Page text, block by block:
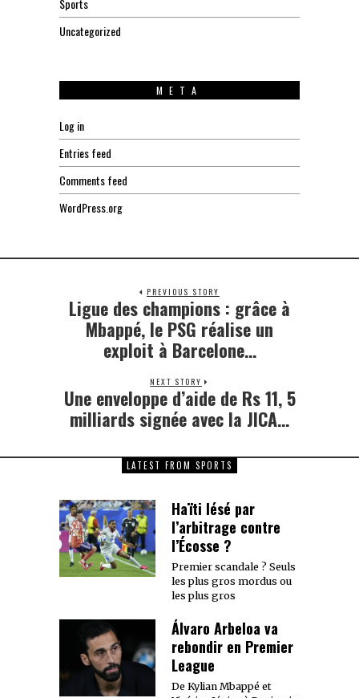
Sports
Uncategorized
META
Log in
Entries feed
Comments feed
WordPress.org
PREVIOUS STORY
Previous
post:
Ligue des champions : grâce à
Mbappé, le PSG réalise un
exploit à Barcelone…
NEXT STORY
Next
Une enveloppe d’aide de Rs 11, 5
milliards signée avec la JICA…
LATEST FROM SPORTS
Haïti lésé par
l’arbitrage contre
l’Écosse ?
Premier scandale ? Seuls
les plus gros mordus ou
les plus gros
Álvaro Arbeloa va
rebondir en Premier
League
De Kylian Mbappé et